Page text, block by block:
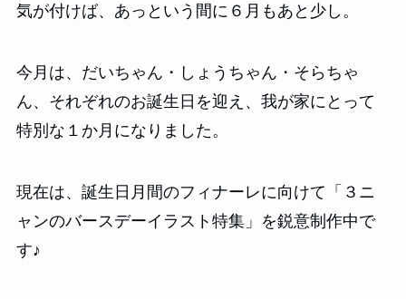
気が付けば、あっという間に６月もあと少し。
今月は、だいちゃん・しょうちゃん・そらちゃ
ん、それぞれのお誕生日を迎え、我が家にとって
特別な１か月になりました。
現在は、誕生日月間のフィナーレに向けて「３ニ
ャンのバースデーイラスト特集」を鋭意制作中で
す♪